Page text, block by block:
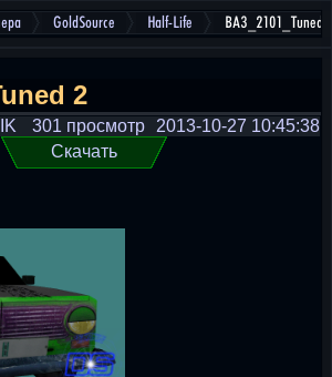
GoldSource Half-Life BA3_2101_Tuned
2
2013-10-27 10:45:38
301 просмотр
Скачать